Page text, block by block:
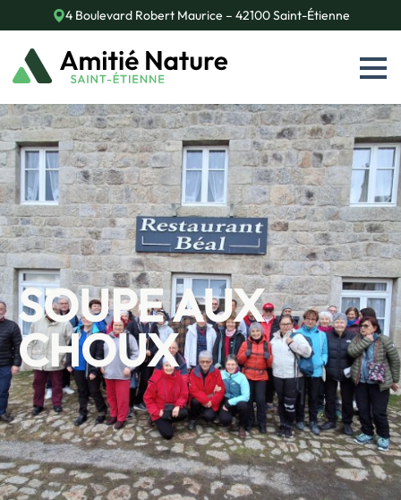
4 Boulevard Robert Maurice – 42100 Saint-Étienne
SOUPE AUX
CHOUX